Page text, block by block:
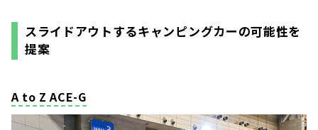
スライドアウトするキャンピングカーの可能性を
提案
A to Z ACE-G